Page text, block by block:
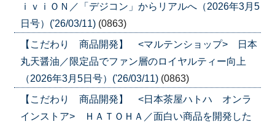
ｉｖｉＯＮ／「デジコン」からリアルへ（2026年3月5
日号）('26/03/11) (0863)
【こだわり 商品開発】 <マルテンショップ> 日本
丸天醤油／限定品でファン層のロイヤルティー向上
（2026年3月5日号）('26/03/11) (0863)
【こだわり 商品開発】 <日本茶屋ハトハ オンラ
インストア> ＨＡＴＯＨＡ／面白い商品を開発した